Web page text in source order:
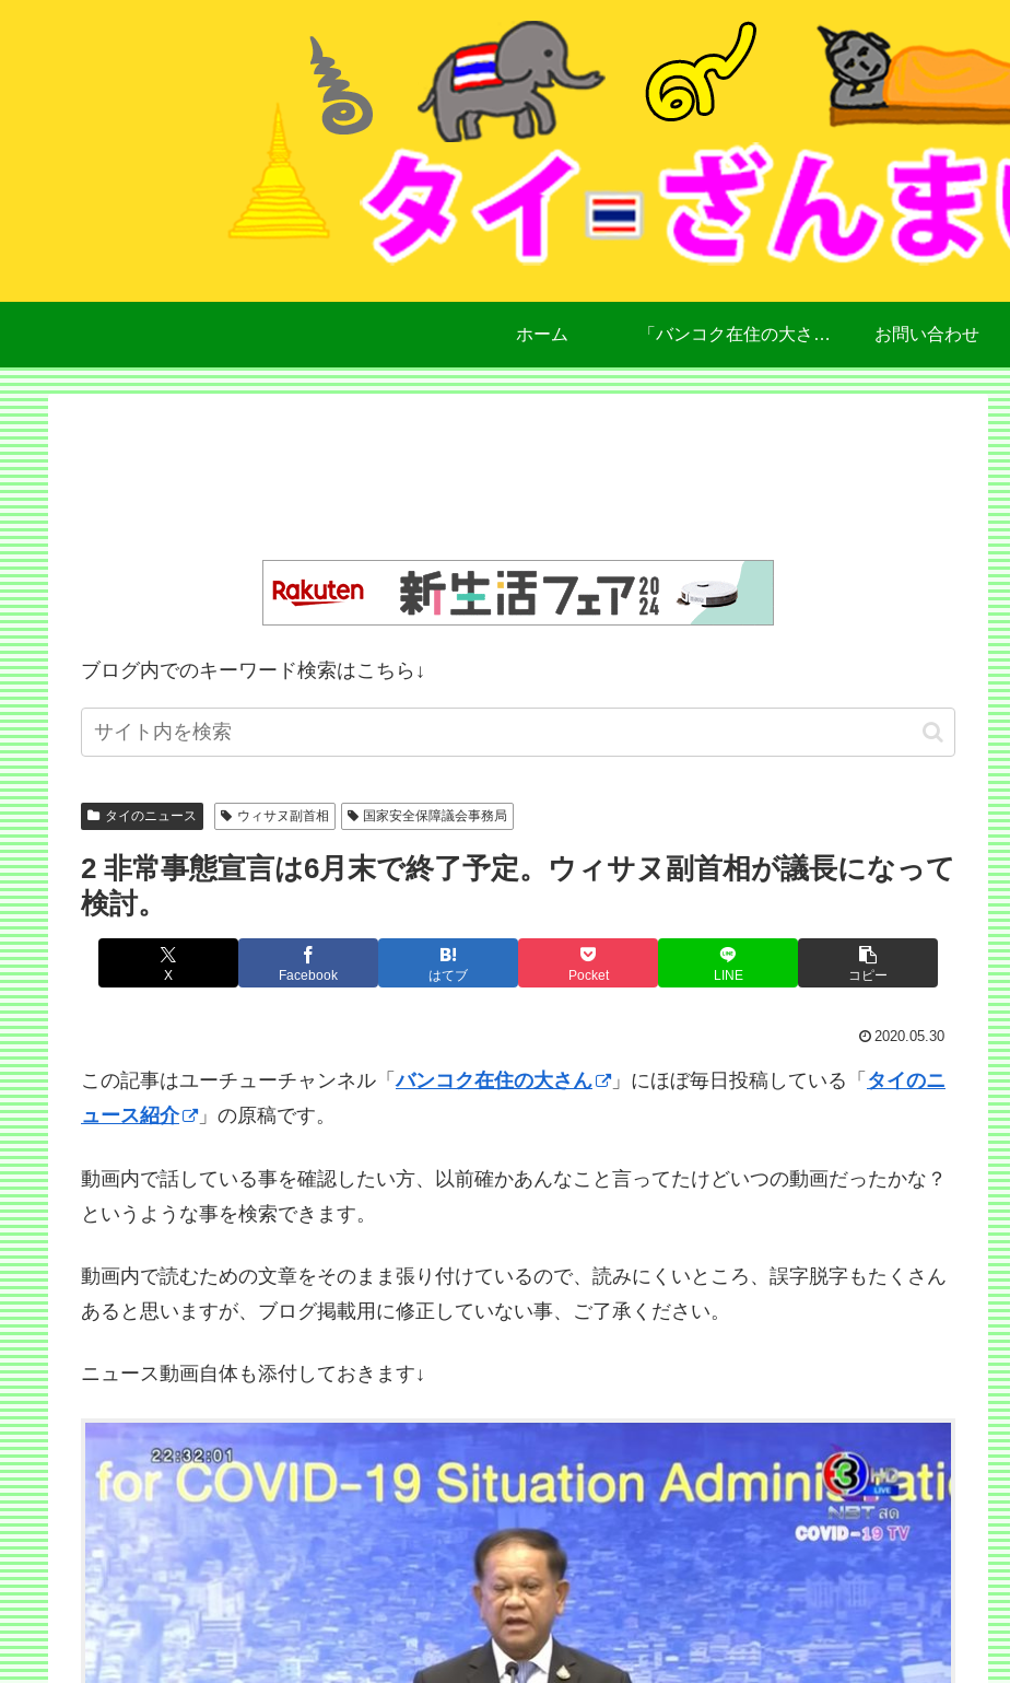
ホーム 「バンコク在住の大さん」について お問い合わせ
ブログ内でのキーワード検索はこちら↓
タイのニュース ウィサヌ副首相 国家安全保障議会事務局
2 非常事態宣言は6月末で終了予定。ウィサヌ副首相が議長になって
検討。
X Facebook はてブ Pocket LINE コピー
2020.05.30
この記事はユーチューチャンネル「バンコク在住の大さん 」にほぼ毎日投稿している「 タイのニ
ュース紹介
」の原稿です。
動画内で話している事を確認したい方、以前確かあんなこと言ってたけどいつの動画だったかな？
というような事を検索できます。
動画内で読むための文章をそのまま張り付けているので、読みにくいところ、誤字脱字もたくさん
あると思いますが、ブログ掲載用に修正していない事、ご了承ください。
ニュース動画自体も添付しておきます↓